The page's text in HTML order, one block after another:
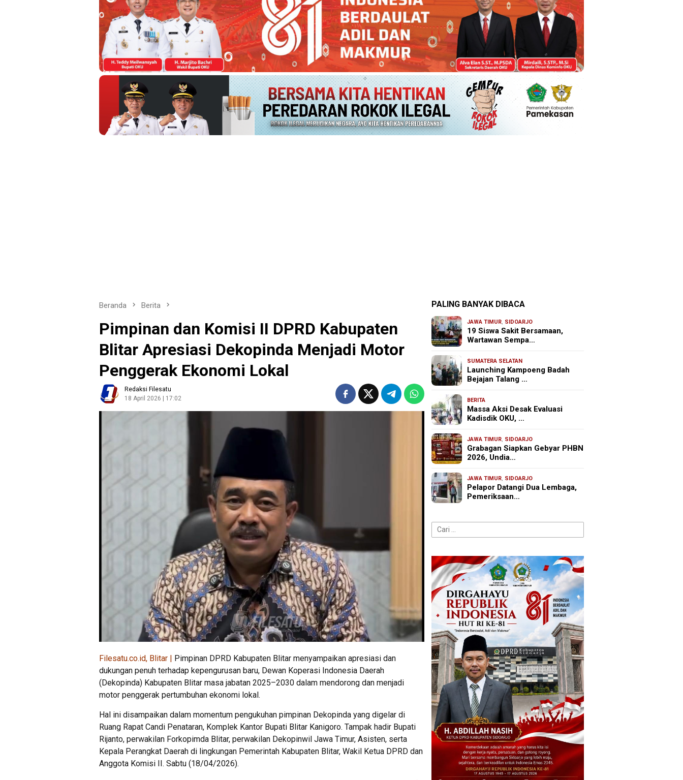
Beranda Berita
Pimpinan dan Komisi II DPRD Kabupaten
Blitar Apresiasi Dekopinda Menjadi Motor
Penggerak Ekonomi Lokal
Redaksi Filesatu
18 April 2026 | 17:02
Filesatu.co.id, Blitar |
Pimpinan DPRD Kabupaten Blitar menyampaikan apresiasi dan
dukungan penuh terhadap kepengurusan baru, Dewan Koperasi Indonesia Daerah
(Dekopinda) Kabupaten Blitar masa jabatan 2025–2030 dalam mendorong dan menjadi
motor penggerak pertumbuhan ekonomi lokal.
Hal ini disampaikan dalam momentum pengukuhan pimpinan Dekopinda yang digelar di
Ruang Rapat Candi Penataran, Komplek Kantor Bupati Blitar Kanigoro. Tampak hadir Bupati
Rijanto, perwakilan Forkopimda Blitar, perwakilan Dekopinwil Jawa Timur, Asisten, serta
Kepala Perangkat Daerah di lingkungan Pemerintah Kabupaten Blitar, Wakil Ketua DPRD dan
Anggota Komisi II. Sabtu (18/04/2026).
PALING BANYAK DIBACA
JAWA TIMUR, SIDOARJO
19 Siswa Sakit Bersamaan,
Wartawan Sempa…
SUMATERA SELATAN
Launching Kampoeng Badah
Bejajan Talang …
BERITA
Massa Aksi Desak Evaluasi
Kadisdik OKU, …
JAWA TIMUR, SIDOARJO
Grabagan Siapkan Gebyar PHBN
2026, Undia…
JAWA TIMUR, SIDOARJO
Pelapor Datangi Dua Lembaga,
Pemeriksaan…
Cari
untuk: